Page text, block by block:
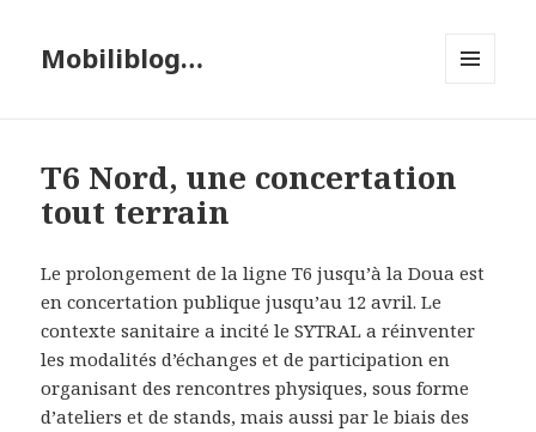
Mobiliblog…
T6 Nord, une concertation
tout terrain
Le prolongement de la ligne T6 jusqu’à la Doua est
en concertation publique jusqu’au 12 avril. Le
contexte sanitaire a incité le SYTRAL a réinventer
les modalités d’échanges et de participation en
organisant des rencontres physiques, sous forme
d’ateliers et de stands, mais aussi par le biais des